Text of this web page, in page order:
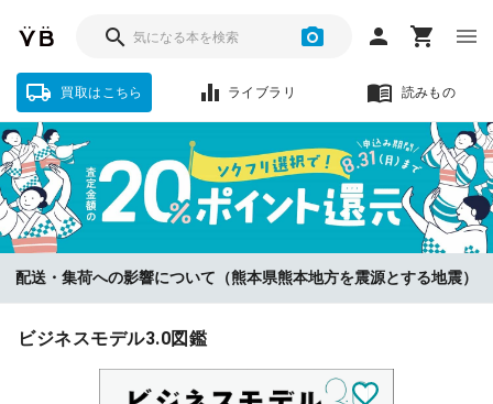
買取はこちら ライブラリ 読みもの
ソクフリをお選びいただいた方に、査定金額の『20%』をポイント還
配送・集荷への影響について（熊本県熊本地方を震源とする地震）
ビジネスモデル3.0図鑑